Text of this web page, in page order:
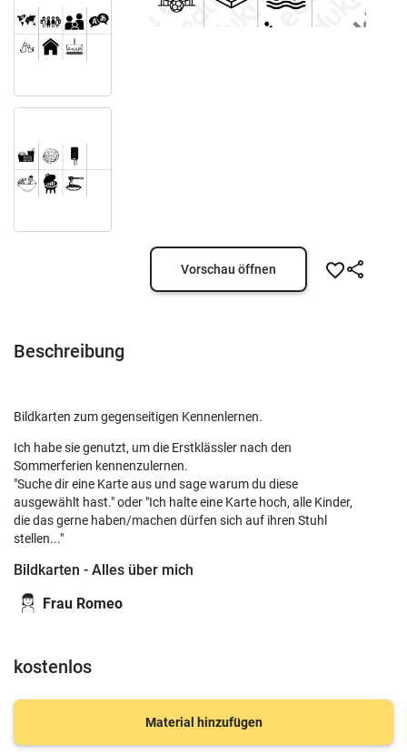
Vorschau öffnen
Beschreibung
Bildkarten zum gegenseitigen Kennenlernen.
Ich habe sie genutzt, um die Erstklässler nach den
Sommerferien kennenzulernen.
"Suche dir eine Karte aus und sage warum du diese
ausgewählt hast." oder "Ich halte eine Karte hoch, alle Kinder,
die das gerne haben/machen dürfen sich auf ihren Stuhl
stellen..."
Bildkarten - Alles über mich
Frau Romeo
kostenlos
Material hinzufügen